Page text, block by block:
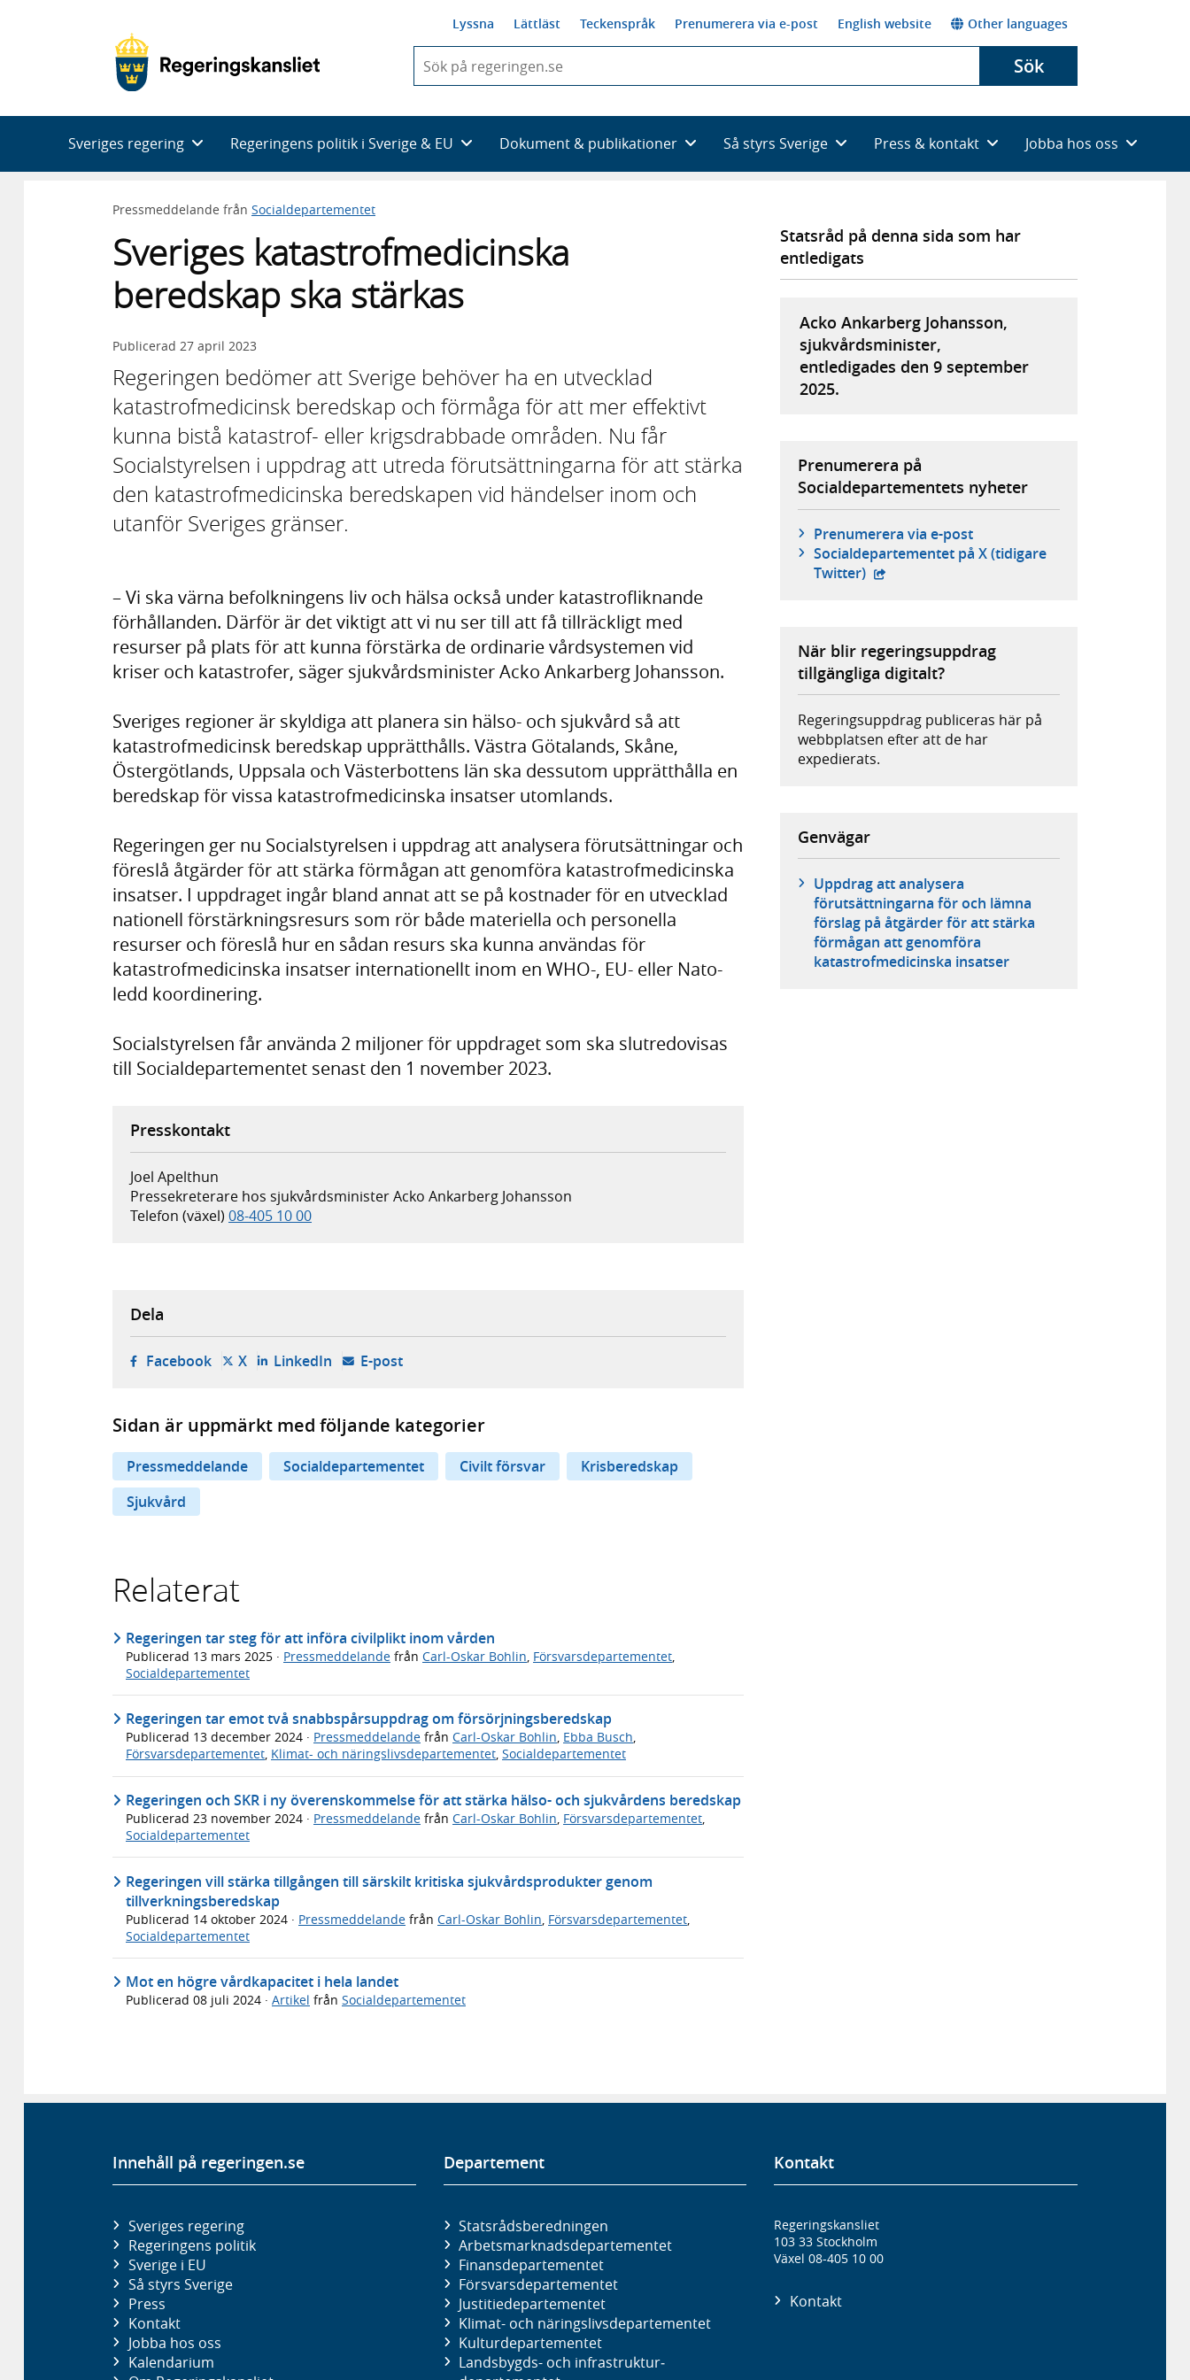
Lyssna Lättläst Teckenspråk Prenumerera via e-post English website Other languages
du
skriva
framträder
en
Sök
Sveriges regering Regeringens politik i Sverige & EU Dokument & publikationer Så styrs Sverige Press & kontakt Jobba hos oss
Pressmeddelande från Socialdepartementet
Sveriges katastrofmedicinska
beredskap ska stärkas
Publicerad 27 april 2023
Regeringen bedömer att Sverige behöver ha en utvecklad
katastrofmedicinsk beredskap och förmåga för att mer effektivt
kunna bistå katastrof- eller krigsdrabbade områden. Nu får
Socialstyrelsen i uppdrag att utreda förutsättningarna för att stärka
den katastrofmedicinska beredskapen vid händelser inom och
utanför Sveriges gränser.
– Vi ska värna befolkningens liv och hälsa också under katastrofliknande
förhållanden. Därför är det viktigt att vi nu ser till att få tillräckligt med
resurser på plats för att kunna förstärka de ordinarie vårdsystemen vid
kriser och katastrofer, säger sjukvårdsminister Acko Ankarberg Johansson.
Sveriges regioner är skyldiga att planera sin hälso- och sjukvård så att
katastrofmedicinsk beredskap upprätthålls. Västra Götalands, Skåne,
Östergötlands, Uppsala och Västerbottens län ska dessutom upprätthålla en
beredskap för vissa katastrofmedicinska insatser utomlands.
Regeringen ger nu Socialstyrelsen i uppdrag att analysera förutsättningar och
föreslå åtgärder för att stärka förmågan att genomföra katastrofmedicinska
insatser. I uppdraget ingår bland annat att se på kostnader för en utvecklad
nationell förstärkningsresurs som rör både materiella och personella
resurser och föreslå hur en sådan resurs ska kunna användas för
katastrofmedicinska insatser internationellt inom en WHO-, EU- eller Nato-
ledd koordinering.
Socialstyrelsen får använda 2 miljoner för uppdraget som ska slutredovisas
till Socialdepartementet senast den 1 november 2023.
Presskontakt
Joel Apelthun
Pressekreterare hos sjukvårdsminister Acko Ankarberg Johansson
Telefon (växel) 08-405 10 00
Statsråd på denna sida som har
entledigats
Acko Ankarberg Johansson,
sjukvårdsminister,
entledigades den 9 september
2025.
Prenumerera på
Socialdepartementets nyheter
Prenumerera via e-post
Social­departementet på X (tidigare
Twitter) - extern webbplats,
När blir regeringsuppdrag
tillgängliga digitalt?
Regeringsuppdrag publiceras här på
webbplatsen efter att de har
expedierats.
Genvägar
Uppdrag att analysera
förutsättningarna för och lämna
förslag på åtgärder för att stärka
förmågan att genomföra
katastrofmedicinska insatser
Dela
Facebook- öppnas i ny flik, extern webbplats,
X- öppnas i ny flik, extern webbplats,
LinkedIn- öppnas i ny flik, extern webbplats,
E-post- öppnar din e-postklient,
Sidan är uppmärkt med följande kategorier
Pressmeddelande Socialdepartementet Civilt försvar
Krisberedskap
Sjukvård
Relaterat
Regeringen tar steg för att införa civilplikt inom vården
Publicerad 13 mars 2025 · Pressmeddelande från Carl-Oskar Bohlin Försvarsdepartementet
Socialdepartementet
Regeringen tar emot två snabbspårsuppdrag om försörjningsberedskap
Publicerad 13 december 2024 · Pressmeddelande från Carl-Oskar Bohlin, Ebba Busch,
Försvarsdepartementet, Klimat- och näringslivsdepartementet, Socialdepartementet
Regeringen och SKR i ny överenskommelse för att stärka hälso- och sjukvårdens beredskap
Publicerad 23 november 2024 · Pressmeddelande från Carl-Oskar Bohlin, Försvarsdepartementet,
Socialdepartementet
Regeringen vill stärka tillgången till särskilt kritiska sjukvårdsprodukter genom
tillverkningsberedskap
Publicerad 14 oktober 2024 · Pressmeddelande från Carl-Oskar Bohlin Försvarsdepartementet
Socialdepartementet
Mot en högre vårdkapacitet i hela landet
Publicerad 08 juli 2024 · Artikel från Socialdepartementet
Innehåll på regeringen.se
Sveriges regering
Regeringens politik
Sverige i EU
Så styrs Sverige
Press
Kontakt
Jobba hos oss
Kalendarium
Departement
Statsrådsberedningen
Arbetsmarknads­departementet
Finans­departementet
Försvars­departementet
Justitie­departementet
Klimat- och näringslivs­departementet
Kultur­departementet
Landsbygds- och infrastruktur­
Kontakt
Regeringskansliet
103 33 Stockholm
Växel 08-405 10 00
Kontakt